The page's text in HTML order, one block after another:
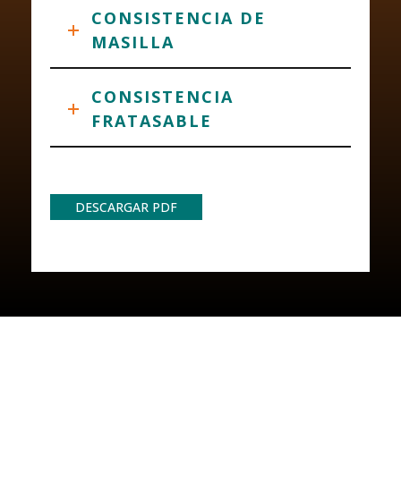
CONSISTENCIA DE
MASILLA
CONSISTENCIA
FRATASABLE
DESCARGAR PDF